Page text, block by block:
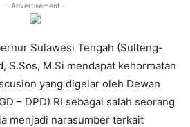
- Advertisement -
Sulawesi Tengah (Sulteng-
S.Sos, M.Si mendapat kehormatan
yang digelar oleh Dewan
– DPD) RI sebagai salah seorang
menjadi narasumber terkait